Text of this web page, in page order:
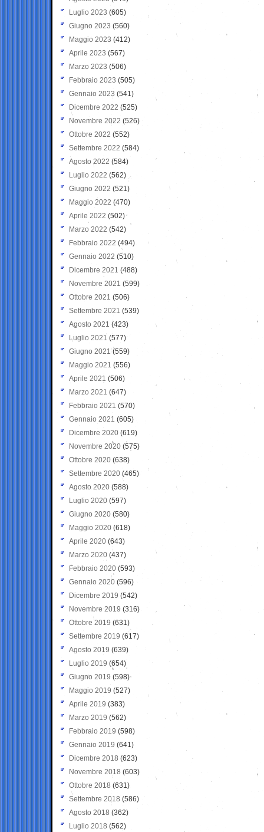
Luglio 2023 (605)
Giugno 2023 (560)
Maggio 2023 (412)
Aprile 2023 (567)
Marzo 2023 (506)
Febbraio 2023 (505)
Gennaio 2023 (541)
Dicembre 2022 (525)
Novembre 2022 (526)
Ottobre 2022 (552)
Settembre 2022 (584)
Agosto 2022 (584)
Luglio 2022 (562)
Giugno 2022 (521)
Maggio 2022 (470)
Aprile 2022 (502)
Marzo 2022 (542)
Febbraio 2022 (494)
Gennaio 2022 (510)
Dicembre 2021 (488)
Novembre 2021 (599)
Ottobre 2021 (506)
Settembre 2021 (539)
Agosto 2021 (423)
Luglio 2021 (577)
Giugno 2021(559)
Maggio 2021 (556)
Aprile 2021 (506)
Marzo 2021 (647)
Febbraio 2021 (570)
Gennaio 2021 (605)
Dicembre 2020 (619)
Novembre 2020 (575)
Ottobre 2020 (638)
Settembre 2020(465)
Agosto 2020 (588)
Luglio 2020 (597)
Giugno 2020 (580)
Maggio 2020 (618)
Aprile 2020 (643)
Marzo 2020 (437)
Febbraio 2020 (593)
Gennaio 2020 (596)
Dicembre 2019 (542)
Novembre 2019 (316)
Ottobre 2019 (631)
Settembre 2019 (617)
Agosto 2019 (639)
Luglio 2019 (654)
Giugno 2019 (598)
Maggio 2019 (527)
Aprile 2019 (383)
Marzo 2019 (562)
Febbraio 2019 (598)
Gennaio 2019 (641)
Dicembre 2018 (623)
Novembre 2018 (603)
Ottobre 2018 (631)
Settembre 2018 (586)
Agosto 2018 (362)
Luglio 2018 (562)